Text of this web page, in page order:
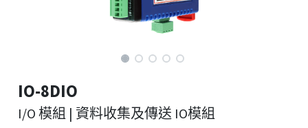
I/O 模組 | 資料收集及傳送 IO模組
IO-8DIO